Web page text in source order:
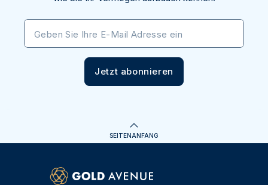
Geben Sie Ihre E-Mail Adresse ein
Jetzt abonnieren
SEITENANFANG